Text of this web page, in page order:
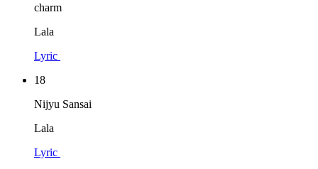
charm
Lala
Lyric
18
Nijyu Sansai
Lala
Lyric